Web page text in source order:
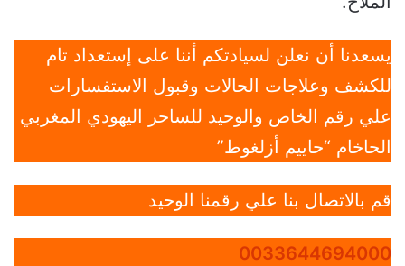
يسعدنا أن نعلن لسيادتكم أننا على إستعداد تام
للكشف وعلاجات الحالات وقبول الاستفسارات
علي رقم الخاص والوحيد للساحر اليهودي المغربي
الحاخام “حاييم أزلغوط”
قم بالاتصال بنا علي رقمنا الوحيد
0033644694000